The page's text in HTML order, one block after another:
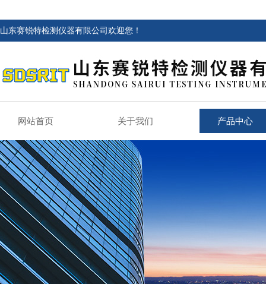
山东赛锐特检测仪器有限公司欢迎您！
网站首页 关于我们 产品中心